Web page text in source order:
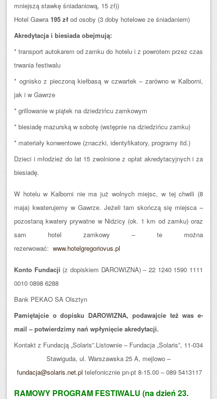
mniejszą stawkę śniadaniową, 15 zł))
Hotel Gawra 195 zł od osoby (3 doby hotelowe ze śniadaniem)
Akredytacja i biesiada obejmują:
* transport autokarem od zamku do hotelu i z powrotem przez czas
trwania festiwalu
* ognisko z pieczoną kiełbasą w czwartek – zarówno w Kalborni,
jak i w Gawrze
* grillowanie w piątek na dziedzińcu zamkowym
* biesiadę mazurską w sobotę (wstępnie na dziedzińcu zamku)
* materiały konwentowe (znaczki, identyfikatory, programy itd.)
Dzieci i młodzież do lat 15 zwolnione z opłat akredytacyjnych i za
biesiadę.
W hotelu w Kalborni nie ma już wolnych miejsc, w tej chwili (8
maja) kwaterujemy w Gawrze. Jeżeli tam skończą się miejsca –
pozostaną kwatery prywatne w Nidzicy (ok. 1 km od zamku) oraz
sam hotel zamkowy – te można
rezerwować: www.hotelgregoriovus.pl
Konto Fundacji (z dopiskiem DAROWIZNA) – 22 1240 1590 1111
0010 0898 6288
Bank PEKAO SA Olsztyn
Pamiętajcie o dopisku DAROWIZNA, podawajcie też was e-
mail – potwierdzimy nań wpłynięcie akredytacji.
Kontakt z Fundacją „Solaris”.Listownie – Fundacja „Solaris”, 11-034
Stawiguda, ul. Warszawska 25 A, mejlowo –
fundacja@solaris.net.pl telefonicznie pn-pt 8-15.00 – 089 5413117
RAMOWY PROGRAM FESTIWALU (na dzień 23.